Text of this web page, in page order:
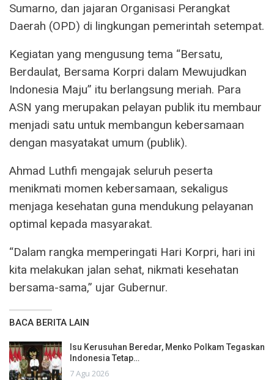
Sumarno, dan jajaran Organisasi Perangkat
Daerah (OPD) di lingkungan pemerintah setempat.
Kegiatan yang mengusung tema “Bersatu,
Berdaulat, Bersama Korpri dalam Mewujudkan
Indonesia Maju” itu berlangsung meriah. Para
ASN yang merupakan pelayan publik itu membaur
menjadi satu untuk membangun kebersamaan
dengan masyatakat umum (publik).
Ahmad Luthfi mengajak seluruh peserta
menikmati momen kebersamaan, sekaligus
menjaga kesehatan guna mendukung pelayanan
optimal kepada masyarakat.
“Dalam rangka memperingati Hari Korpri, hari ini
kita melakukan jalan sehat, nikmati kesehatan
bersama-sama,” ujar Gubernur.
BACA BERITA LAIN
Isu Kerusuhan Beredar, Menko Polkam Tegaskan
Indonesia Tetap…
7 Agu 2026